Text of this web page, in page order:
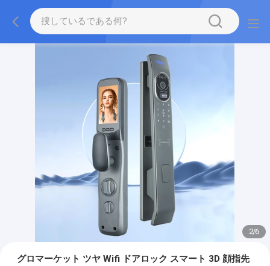
2/6
グロマーケット ツヤ Wifi ドアロック スマート 3D 顔指先